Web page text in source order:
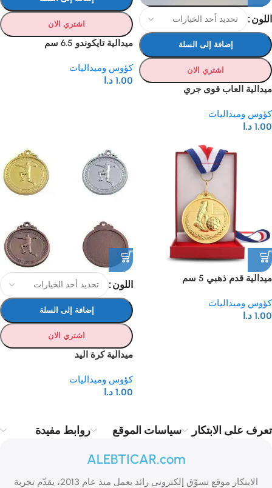
اللون
إضافة إلى السلة
اشتري الان
ميدالية العاب قوى جري
كؤوس وميداليات
1.00 د.ا
اشتري الان
ميدالية تايكوندو 6.5 سم
كؤوس وميداليات
1.00 د.ا
ميدالية قدم ذهبي 5 سم
كؤوس وميداليات
1.00 د.ا
اللون
إضافة إلى السلة
اشتري الان
ميدالية كرة اليد
كؤوس وميداليات
1.00 د.ا
تعرف على الابتكار سياسات الموقع روابط مفيدة
ALEBTICAR.com
الابتكار موقع تسوّق إلكتروني رائد يعمل منذ عام 2013، يقدّم تجربة